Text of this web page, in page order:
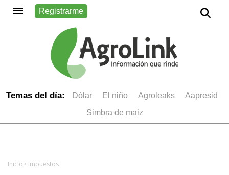
Registrarme
Temas del día: dólar el niño Agroleaks
aapresid
simbra de maiz
Inicio> impuestos